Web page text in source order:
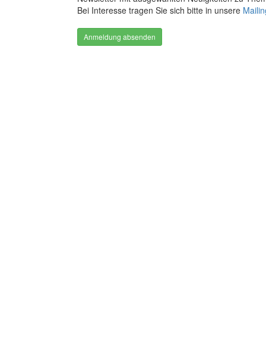
Bei Interesse tragen Sie sich bitte in unsere
Anmeldung absenden